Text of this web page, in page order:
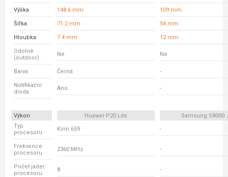
Výška 148.6 mm 109 mm
Šířka 71.2 mm 54 mm
Hloubka 7.4 mm 12 mm
Odolné
(outdoor)
Ne Ne
Barva Černá -
Notifikační
dioda
Ano -
Výkon Huawei P20 Lite
Samsung S8000
Typ
procesoru
Kirin 659 -
Frekvence
procesoru
2360 MHz -
Počet jader
procesoru
8 -